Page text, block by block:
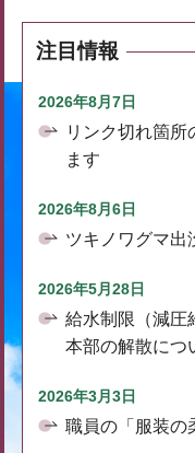
注目情報
2026年8月7日
リンク切れ箇所
ます
2026年8月6日
ツキノワグマ出
2026年5月28日
給水制限（減圧
本部の解散につ
2026年3月3日
職員の「服装の